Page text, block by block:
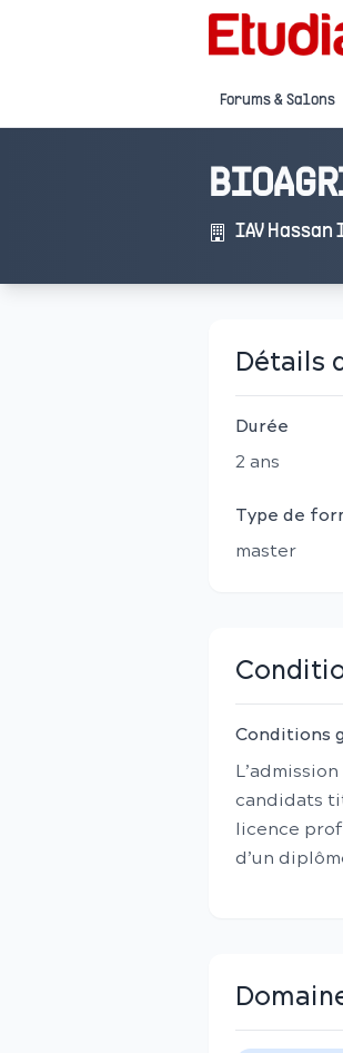
Forums & Salons
IAV Hassan
Détails
Durée
2 ans
Type de
master
Conditions
candidats
licence
d’un